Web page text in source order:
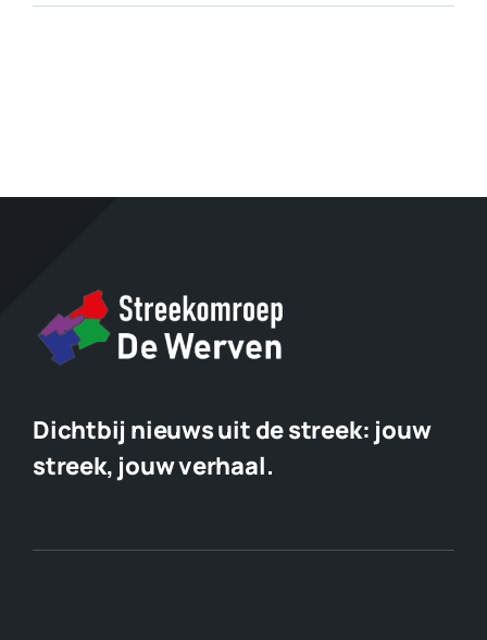
Beatrix
Dichtbij nieuws uit de streek: jouw
streek, jouw verhaal.